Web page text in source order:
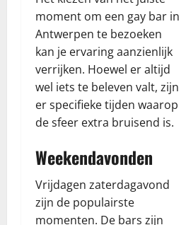
moment om een gay bar in
Antwerpen te bezoeken
kan je ervaring aanzienlijk
verrijken. Hoewel er altijd
wel iets te beleven valt, zijn
er specifieke tijden waarop
de sfeer extra bruisend is.
Weekendavonden
Vrijdagen zaterdagavond
zijn de populairste
momenten. De bars zijn